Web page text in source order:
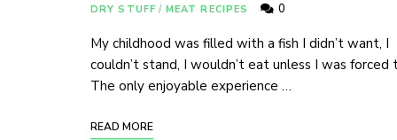
DRY STUFF / MEAT RECIPES 0
My childhood was filled with a fish I didn’t want, I
couldn’t stand, I wouldn’t eat unless I was forced
The only enjoyable experience …
READ MORE